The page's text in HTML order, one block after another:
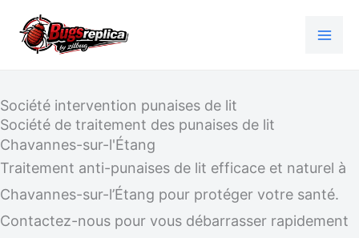
Société intervention punaises de lit
Société de traitement des punaises de lit
Chavannes-sur-l'Étang
Traitement anti-punaises de lit efficace et naturel à
Chavannes-sur-l’Étang pour protéger votre santé.
Contactez-nous pour vous débarrasser rapidement